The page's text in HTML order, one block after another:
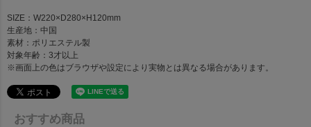
SIZE：W220×D280×H120mm
生産地：中国
素材：ポリエステル製
対象年齢：3才以上
※画面上の色はブラウザや設定により実物とは異なる場合があります。
おすすめ商品